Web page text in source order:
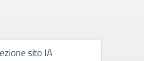
sito IA